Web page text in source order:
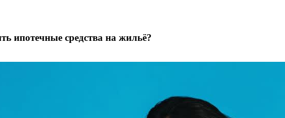
ипотечные средства на жильё?